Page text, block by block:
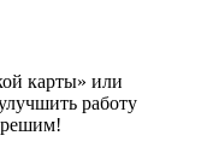
карты» или
работу